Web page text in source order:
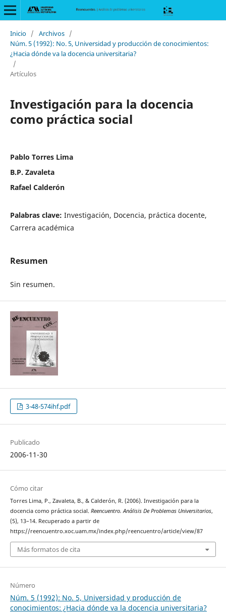
Inicio / Archivos /
Núm. 5 (1992): No. 5, Universidad y producción de conocimientos:
¿Hacia dónde va la docencia universitaria?
/
Artículos
Investigación para la docencia
como práctica social
Pablo Torres Lima
B.P. Zavaleta
Rafael Calderón
Palabras clave: Investigación, Docencia, práctica docente,
Carrera académica
Resumen
Sin resumen.
3-48-574ihf.pdf
Publicado
2006-11-30
Cómo citar
Torres Lima, P., Zavaleta, B., & Calderón, R. (2006). Investigación para la
docencia como práctica social. Reencuentro. Análisis De Problemas Universitarios,
(5), 13–14. Recuperado a partir de
https://reencuentro.xoc.uam.mx/index.php/reencuentro/article/view/87
Más formatos de cita
Número
Núm. 5 (1992): No. 5, Universidad y producción de
conocimientos: ¿Hacia dónde va la docencia universitaria?